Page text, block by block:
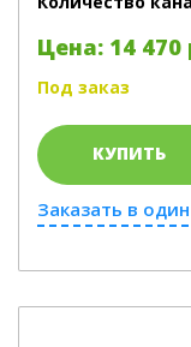
Цена: 14 470
Под заказ
КУПИТЬ
Заказать в